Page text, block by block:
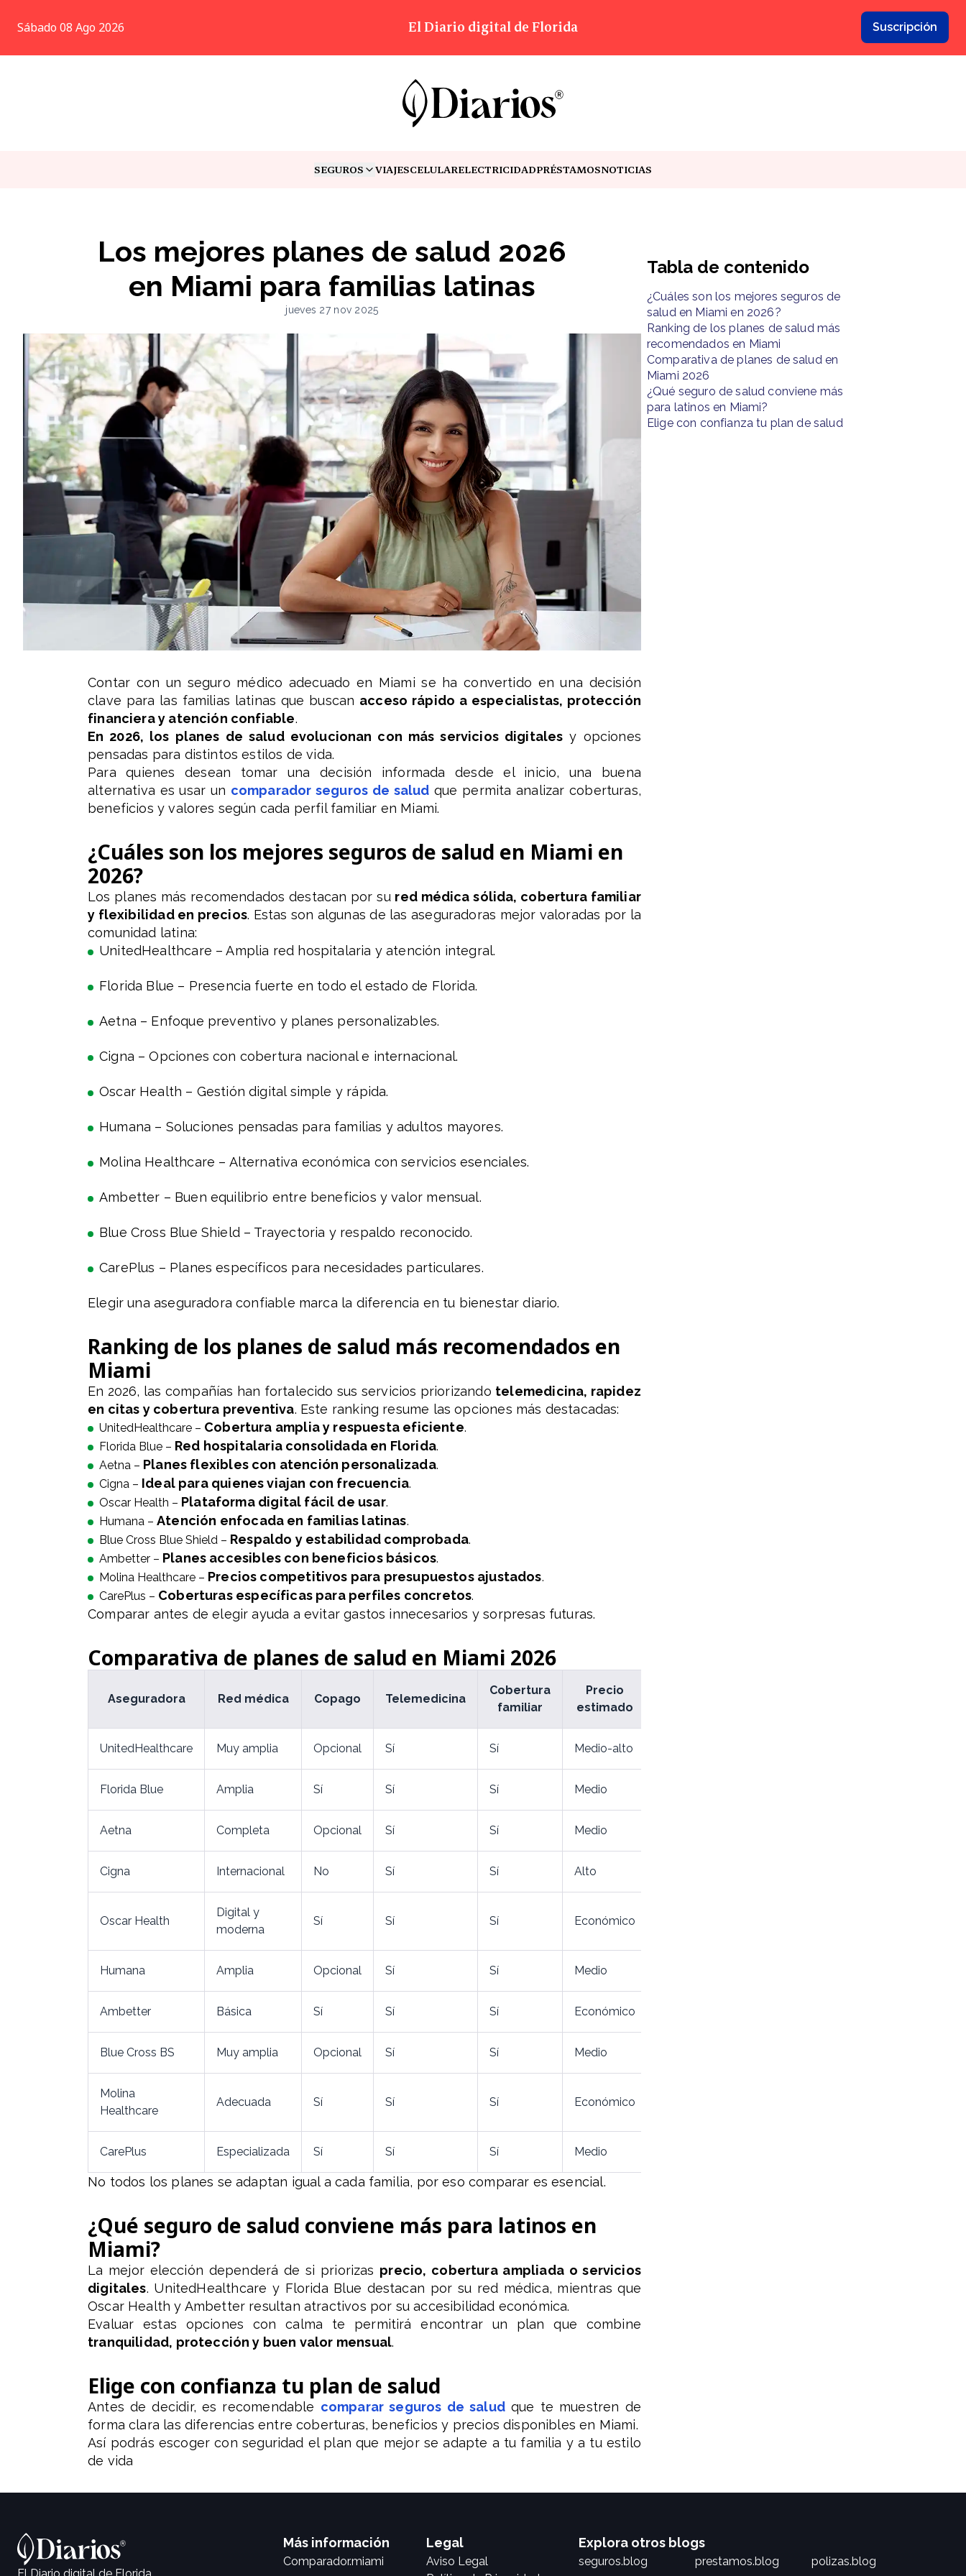
Sábado 08 Ago 2026 El Diario digital de Florida Suscripción
SEGUROS
TOGGLE MENUVIAJESCELULARELECTRICIDADPRÉSTAMOSNOTICIAS
Los mejores planes de salud 2026
en Miami para familias latinas
jueves 27 nov 2025
Contar con un seguro médico adecuado en Miami se ha convertido en una decisión
clave para las familias latinas que buscan acceso rápido a especialistas, protección
financiera y atención confiable.
En 2026, los planes de salud evolucionan con más servicios digitales y opciones
pensadas para distintos estilos de vida.
Para quienes desean tomar una decisión informada desde el inicio, una buena
alternativa es usar un comparador seguros de salud que permita analizar coberturas,
beneficios y valores según cada perfil familiar en Miami.
¿Cuáles son los mejores seguros de salud en Miami en
2026?
Los planes más recomendados destacan por su red médica sólida, cobertura familiar
y flexibilidad en precios. Estas son algunas de las aseguradoras mejor valoradas por la
comunidad latina:
UnitedHealthcare – Amplia red hospitalaria y atención integral.
Florida Blue – Presencia fuerte en todo el estado de Florida.
Aetna – Enfoque preventivo y planes personalizables.
Cigna – Opciones con cobertura nacional e internacional.
Oscar Health – Gestión digital simple y rápida.
Humana – Soluciones pensadas para familias y adultos mayores.
Molina Healthcare – Alternativa económica con servicios esenciales.
Ambetter – Buen equilibrio entre beneficios y valor mensual.
Blue Cross Blue Shield – Trayectoria y respaldo reconocido.
CarePlus – Planes específicos para necesidades particulares.
Elegir una aseguradora confiable marca la diferencia en tu bienestar diario.
Ranking de los planes de salud más recomendados en
Miami
En 2026, las compañías han fortalecido sus servicios priorizando telemedicina, rapidez
en citas y cobertura preventiva. Este ranking resume las opciones más destacadas:
UnitedHealthcare – Cobertura amplia y respuesta eficiente.
Florida Blue – Red hospitalaria consolidada en Florida.
Aetna – Planes flexibles con atención personalizada.
Cigna – Ideal para quienes viajan con frecuencia.
Oscar Health – Plataforma digital fácil de usar.
Humana – Atención enfocada en familias latinas.
Blue Cross Blue Shield – Respaldo y estabilidad comprobada.
Ambetter – Planes accesibles con beneficios básicos.
Molina Healthcare – Precios competitivos para presupuestos ajustados.
CarePlus – Coberturas específicas para perfiles concretos.
Comparar antes de elegir ayuda a evitar gastos innecesarios y sorpresas futuras.
Comparativa de planes de salud en Miami 2026
Aseguradora Red médica Copago Telemedicina
Cobertura
familiar
Precio
estimado
UnitedHealthcare Muy amplia Opcional Sí Sí Medio-alto
Florida Blue Amplia Sí Sí Sí Medio
Aetna Completa Opcional Sí Sí Medio
Cigna Internacional No Sí Sí Alto
Oscar Health
Digital y
moderna
Sí Sí Sí Económico
Humana Amplia Opcional Sí Sí Medio
Ambetter Básica Sí Sí Sí Económico
Blue Cross BS Muy amplia Opcional Sí Sí Medio
Molina
Healthcare
Adecuada Sí Sí Sí Económico
CarePlus Especializada Sí Sí Sí Medio
No todos los planes se adaptan igual a cada familia, por eso comparar es esencial.
¿Qué seguro de salud conviene más para latinos en
Miami?
La mejor elección dependerá de si priorizas precio, cobertura ampliada o servicios
digitales. UnitedHealthcare y Florida Blue destacan por su red médica, mientras que
Oscar Health y Ambetter resultan atractivos por su accesibilidad económica.
Evaluar estas opciones con calma te permitirá encontrar un plan que combine
tranquilidad, protección y buen valor mensual.
Elige con confianza tu plan de salud
Antes de decidir, es recomendable comparar seguros de saludque te muestren de
forma clara las diferencias entre coberturas, beneficios y precios disponibles en Miami.
Así podrás escoger con seguridad el plan que mejor se adapte a tu familia y a tu estilo
de vida
Tabla de contenido
¿Cuáles son los mejores seguros de
salud en Miami en 2026?
Ranking de los planes de salud más
recomendados en Miami
Comparativa de planes de salud en
Miami 2026
¿Qué seguro de salud conviene más
para latinos en Miami?
Elige con confianza tu plan de salud
Más información
Comparador.miami
Legal
Aviso Legal
Explora otros blogs
seguros.blog prestamos.blog polizas.blog